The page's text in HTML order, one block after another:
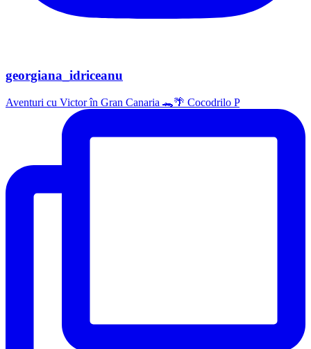
georgiana_idriceanu
Aventuri cu Victor în Gran Canaria 🐊🌴 Cocodrilo P